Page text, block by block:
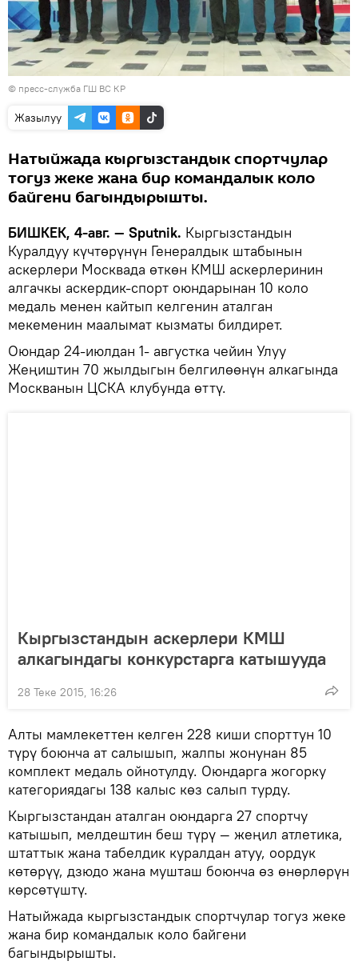
© пресс-служба ГШ ВС КР
Жазылуу
Натыйжада кыргызстандык спортчулар
тогуз жеке жана бир командалык коло
байгени багындырышты.
БИШКЕК, 4-авг. — Sputnik. Кыргызстандын
Куралдуу күчтөрүнүн Генералдык штабынын
аскерлери Москвада өткөн КМШ аскерлеринин
алгачкы аскердик-спорт оюндарынан 10 коло
медаль менен кайтып келгенин аталган
мекеменин маалымат кызматы билдирет.
Оюндар 24-июлдан 1- августка чейин Улуу
Жеңиштин 70 жылдыгын белгилөөнүн алкагында
Москванын ЦСКА клубунда өттү.
Кыргызстандын аскерлери КМШ
алкагындагы конкурстарга катышууда
28 Теке 2015, 16:26
Алты мамлекеттен келген 228 киши спорттун 10
түрү боюнча ат салышып, жалпы жонунан 85
комплект медаль ойнотулду. Оюндарга жогорку
категориядагы 138 калыс көз салып турду.
Кыргызстандан аталган оюндарга 27 спортчу
катышып, мелдештин беш түрү — жеңил атлетика,
штаттык жана табелдик куралдан атуу, оордук
көтөрүү, дзюдо жана мушташ боюнча өз өнөрлөрүн
көрсөтүштү.
Натыйжада кыргызстандык спортчулар тогуз жеке
жана бир командалык коло байгени
багындырышты.